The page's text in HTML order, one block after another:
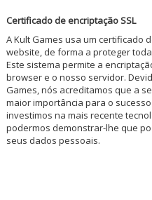
Certificado de encriptação SSL
A Kult Games usa um certificado
website, de forma a proteger
Este sistema permite a
browser e o nosso servidor.
Games, nós acreditamos que a
maior importância para o
investimos na mais recente
podermos demonstrar-lhe que
seus dados pessoais.